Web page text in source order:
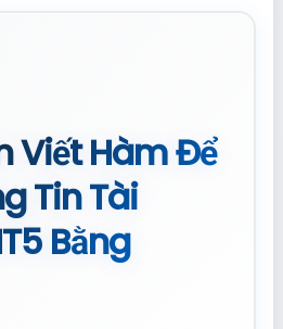
Viết Hàm Để
Tin Tài
Bằng